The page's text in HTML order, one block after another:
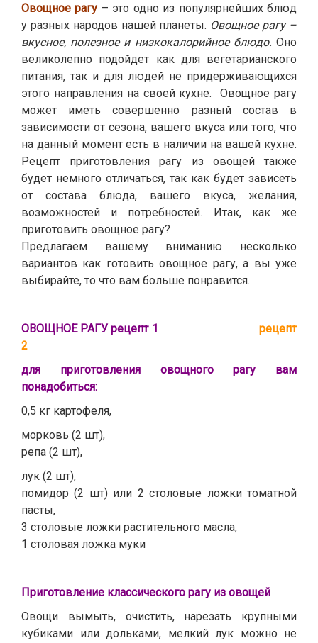
Овощное рагу – это одно из популярнейших блюд
у разных народов нашей планеты. Овощное рагу –
вкусное, полезное и низкокалорийное блюдо. Оно
великолепно подойдет как для вегетарианского
питания, так и для людей не придерживающихся
этого направления на своей кухне. Овощное рагу
может иметь совершенно разный состав в
зависимости от сезона, вашего вкуса или того, что
на данный момент есть в наличии на вашей кухне.
Рецепт приготовления рагу из овощей также
будет немного отличаться, так как будет зависеть
от состава блюда, вашего вкуса, желания,
возможностей и потребностей. Итак, как же
приготовить овощное рагу?
Предлагаем вашему вниманию несколько
вариантов как готовить овощное рагу, а вы уже
выбирайте, то что вам больше понравится.
ОВОЩНОЕ РАГУ рецепт 1 рецепт
2
для приготовления овощного рагу вам
понадобиться:
0,5 кг картофеля,
морковь (2 шт),
репа (2 шт),
лук (2 шт),
помидор (2 шт) или 2 столовые ложки томатной
пасты,
3 столовые ложки растительного масла,
1 столовая ложка муки
Приготовление классического рагу из овощей
Овощи вымыть, очистить, нарезать крупными
кубиками или дольками, мелкий лук можно не